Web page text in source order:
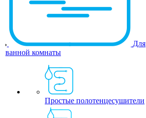
Для
ванной комнаты
Простые полотенцесушители